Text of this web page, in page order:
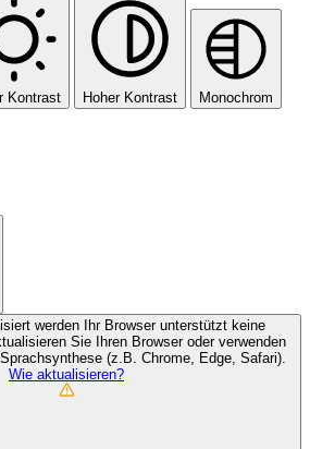
Kontrast Hoher Kontrast Monochrom
werden
Ihr Browser unterstützt keine
Sie Ihren Browser oder verwenden
(z.B. Chrome, Edge, Safari).
Wie aktualisieren?